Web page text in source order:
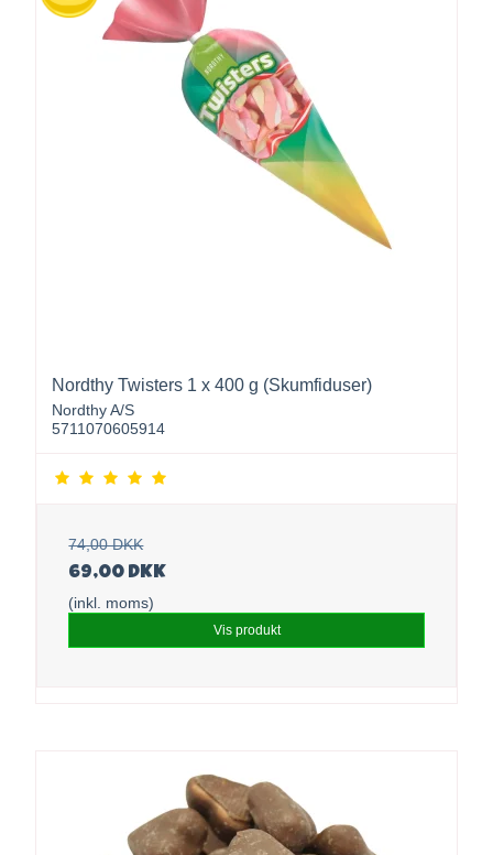
Nordthy Twisters 1 x 400 g (Skumfiduser)
Nordthy A/S
5711070605914
74,00 DKK
69,00 DKK
(inkl. moms)
Vis produkt